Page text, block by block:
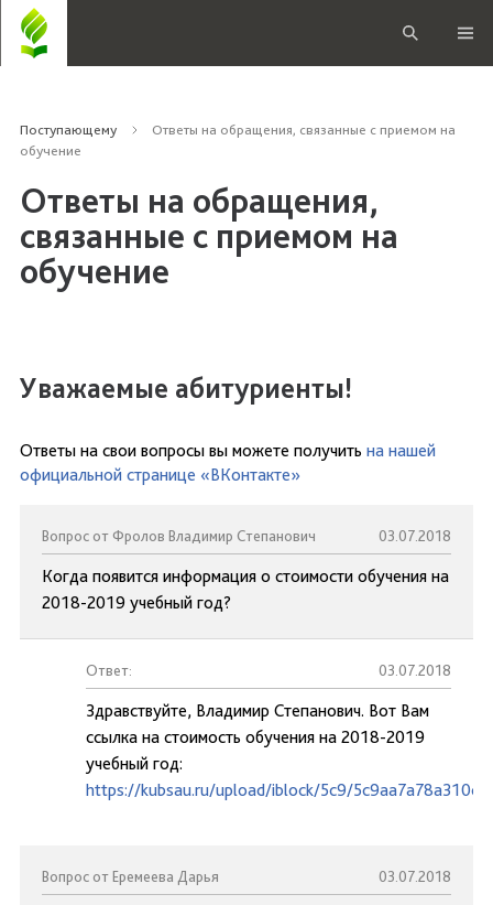
Поступающему
Ответы на обращения, связанные с приемом на
обучение
Ответы на обращения,
связанные с приемом на
обучение
Уважаемые абитуриенты!
Ответы на свои вопросы вы можете получить на нашей
официальной странице «ВКонтакте»
Вопрос от Фролов Владимир Степанович 03.07.2018
Когда появится информация о стоимости обучения на
2018-2019 учебный год?
Ответ: 03.07.2018
Здравствуйте, Владимир Степанович. Вот Вам
ссылка на стоимость обучения на 2018-2019
учебный год:
https://kubsau.ru/upload/iblock/5c9/
Вопрос от Еремеева Дарья 03.07.2018